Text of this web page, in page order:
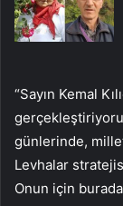
“Sayın Kemal
günlerinde,
Levhalar
Onun için